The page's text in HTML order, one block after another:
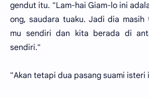
gendut itu. "Lam-hai Giam-lo ini
ong, saudara tuaku. Jadi dia masih
mu sendiri dan kita berada di
sendiri."
"Akan tetapi dua pasang suami isteri